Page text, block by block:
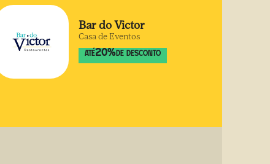
Bar do Victor
Casa de Eventos
ATÉ20%DE DESCONTO